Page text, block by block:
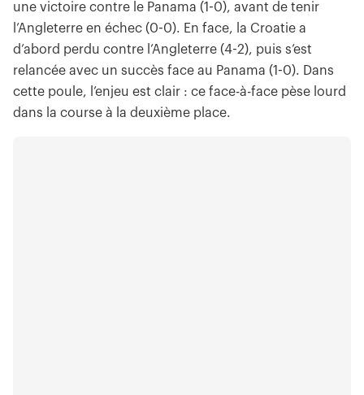
une victoire contre le Panama (1-0), avant de tenir
l’Angleterre en échec (0-0). En face, la Croatie a
d’abord perdu contre l’Angleterre (4-2), puis s’est
relancée avec un succès face au Panama (1-0). Dans
cette poule, l’enjeu est clair : ce face-à-face pèse lourd
dans la course à la deuxième place.